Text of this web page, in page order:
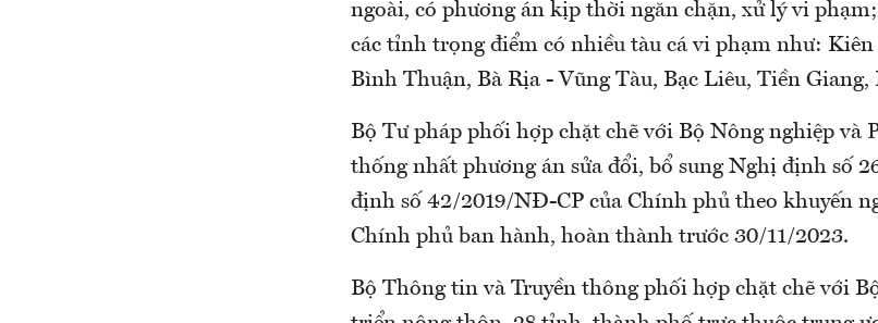
ngoài, có phương án kịp thời ngăn chặn, xử lý vi
các tỉnh trọng điểm có nhiều tàu cá vi phạm như: Kiên
Bình Thuận, Bà Rịa - Vũng Tàu, Bạc Liêu, Tiền
Bộ Tư pháp phối hợp chặt chẽ với Bộ Nông nghiệp và
thống nhất phương án sửa đổi, bổ sung Nghị định số
định số 42/2019/NĐ-CP của Chính phủ theo khuyến
Chính phủ ban hành, hoàn thành trước 30/11/2023.
Bộ Thông tin và Truyền thông phối hợp chặt chẽ với